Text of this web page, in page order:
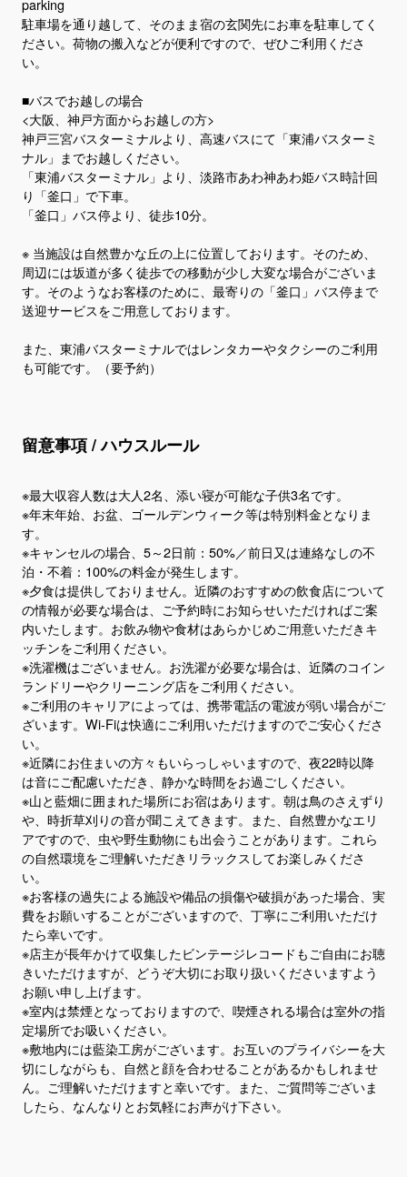
parking
駐車場を通り越して、そのまま宿の玄関先にお車を駐車してく
ださい。荷物の搬入などが便利ですので、ぜひご利用くださ
い。
■バスでお越しの場合
<大阪、神戸方面からお越しの方>
神戸三宮バスターミナルより、高速バスにて「東浦バスターミ
ナル」までお越しください。
「東浦バスターミナル」より、淡路市あわ神あわ姫バス時計回
り「釜口」で下車。
「釜口」バス停より、徒歩10分。
※ 当施設は自然豊かな丘の上に位置しております。そのため、
周辺には坂道が多く徒歩での移動が少し大変な場合がございま
す。そのようなお客様のために、最寄りの「釜口」バス停まで
送迎サービスをご用意しております。
また、東浦バスターミナルではレンタカーやタクシーのご利用
留意事項 / ハウスルール
※最大収容人数は大人2名、添い寝が可能な子供3名です。
※年末年始、お盆、ゴールデンウィーク等は特別料金となりま
す。
※キャンセルの場合、5～2日前：50%／前日又は連絡なしの不
泊・不着：100%の料金が発生します。
※夕食は提供しておりません。近隣のおすすめの飲食店について
の情報が必要な場合は、ご予約時にお知らせいただければご案
内いたします。お飲み物や食材はあらかじめご用意いただきキ
ッチンをご利用ください。
※洗濯機はございません。お洗濯が必要な場合は、近隣のコイン
ランドリーやクリーニング店をご利用ください。
※ご利用のキャリアによっては、携帯電話の電波が弱い場合がご
ざいます。Wi-Fiは快適にご利用いただけますのでご安心くださ
い。
※近隣にお住まいの方々もいらっしゃいますので、夜22時以降
は音にご配慮いただき、静かな時間をお過ごしください。
※山と藍畑に囲まれた場所にお宿はあります。朝は鳥のさえずり
や、時折草刈りの音が聞こえてきます。また、自然豊かなエリ
アですので、虫や野生動物にも出会うことがあります。これら
の自然環境をご理解いただきリラックスしてお楽しみくださ
い。
※お客様の過失による施設や備品の損傷や破損があった場合、実
費をお願いすることがございますので、丁寧にご利用いただけ
たら幸いです。
※店主が長年かけて収集したビンテージレコードもご自由にお聴
きいただけますが、どうぞ大切にお取り扱いくださいますよう
お願い申し上げます。
※室内は禁煙となっておりますので、喫煙される場合は室外の指
定場所でお吸いください。
※敷地内には藍染工房がございます。お互いのプライバシーを大
切にしながらも、自然と顔を合わせることがあるかもしれませ
ん。ご理解いただけますと幸いです。また、ご質問等ございま